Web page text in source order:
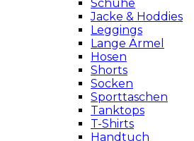
Schuhe
Jacke & Hoddies
Leggings
Lange Ärmel
Hosen
Shorts
Socken
Sporttaschen
Tanktops
T-Shirts
Handtuch